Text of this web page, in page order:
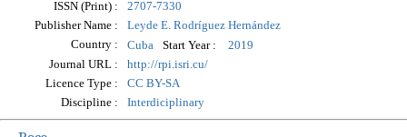
ISSN (Print) :
2707-7330
Publisher Name :
Leyde E. Rodríguez Hernández
Country :
Cuba Start Year :
2019
Journal URL :
http://rpi.isri.cu/
Licence Type :
CC BY-SA
Discipline :
Interdiciplinary